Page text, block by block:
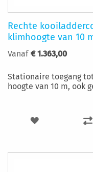
Rechte
klimhoogte van 10
Vanaf € 1.363,00
Stationaire toegang
hoogte van 10 m, ook
VOEG
AAN